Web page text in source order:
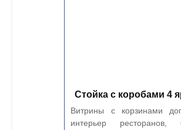
Стойка с коробами 4
Витрины с корзинами
интерьер ресторанов,